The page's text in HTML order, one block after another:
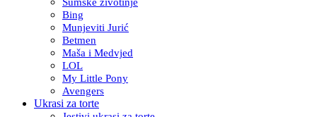
Bing
Munjeviti Jurić
Betmen
Maša i Medvjed
LOL
My Little Pony
Avengers
Ukrasi za torte